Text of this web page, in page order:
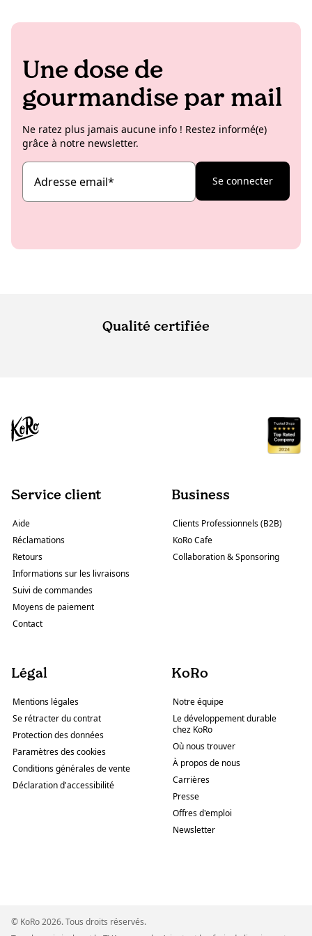
Une dose de
gourmandise par mail
Ne ratez plus jamais aucune info ! Restez informé(e)
grâce à notre newsletter.
Adresse email* Se connecter
Qualité certifiée
Service client
Aide
Réclamations
Retours
Informations sur les livraisons
Suivi de commandes
Moyens de paiement
Contact
Business
Clients Professionnels (B2B)
KoRo Cafe
Collaboration & Sponsoring
Légal
Mentions légales
Se rétracter du contrat
Protection des données
Paramètres des cookies
Conditions générales de vente
Déclaration d'accessibilité
KoRo
Notre équipe
Le développement durable
chez KoRo
Où nous trouver
À propos de nous
Carrières
Presse
Offres d'emploi
Newsletter
© KoRo 2026. Tous droits réservés.